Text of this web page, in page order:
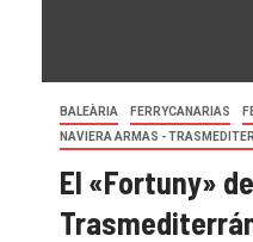
BALEÀRIA FERRYCANARIAS
NAVIERA ARMAS -
El «Fortuny»